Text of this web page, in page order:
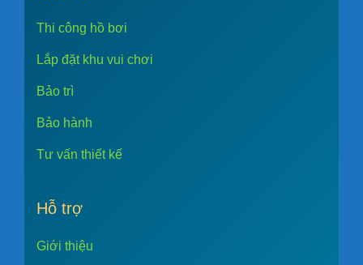
Thi công hồ bơi
Lắp đặt khu vui chơi
Bảo trì
Bảo hành
Tư vấn thiết kế
Hỗ trợ
Giới thiệu